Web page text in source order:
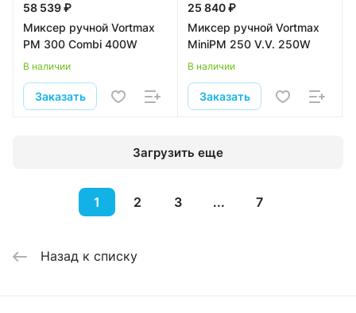
58 539 ₽
Миксер ручной Vortmax
PM 300 Combi 400W
В наличии
Заказать
25 840 ₽
Миксер ручной Vortmax
MiniPM 250 V.V. 250W
В наличии
Заказать
Загрузить еще
1 2 3 ... 7
Назад к списку